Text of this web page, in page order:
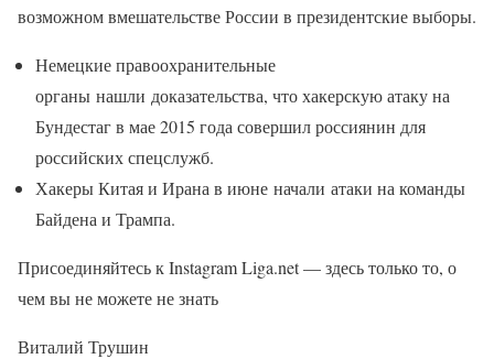
возможном вмешательстве России в президентские выборы.
Немецкие правоохранительные
органы нашли доказательства, что хакерскую атаку на
Бундестаг в мае 2015 года совершил россиянин для
российских спецслужб.
Хакеры Китая и Ирана в июне начали атаки на команды
Байдена и Трампа.
Присоединяйтесь к Instagram Liga.net — здесь только то, о
чем вы не можете не знать
Виталий Трушин